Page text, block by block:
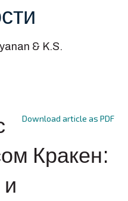
& K.S.
Download article as PDF
Кракен: